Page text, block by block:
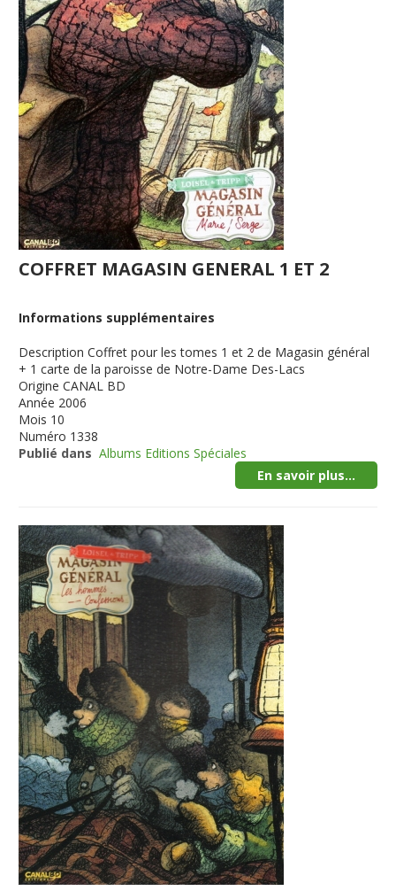
COFFRET MAGASIN GENERAL 1 ET 2
Informations supplémentaires
Description Coffret pour les tomes 1 et 2 de Magasin général
+ 1 carte de la paroisse de Notre-Dame Des-Lacs
Origine CANAL BD
Année 2006
Mois 10
Numéro 1338
Publié dans Albums Editions Spéciales
En savoir plus...